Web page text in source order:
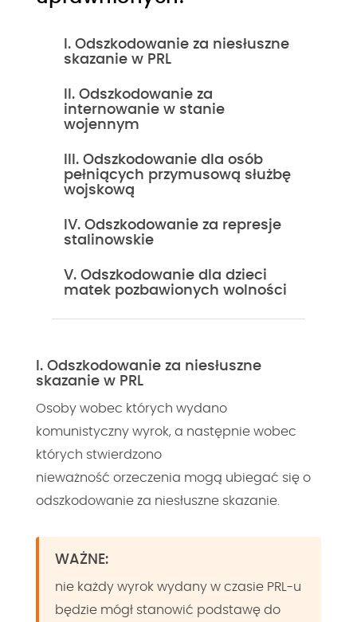
I. Odszkodowanie za niesłuszne
skazanie w PRL
II. Odszkodowanie za
internowanie w stanie
wojennym
III. Odszkodowanie dla osób
pełniących przymusową służbę
wojskową
IV. Odszkodowanie za represje
stalinowskie
V. Odszkodowanie dla dzieci
matek pozbawionych wolności
I. Odszkodowanie za niesłuszne
skazanie w PRL
Osoby wobec których wydano
komunistyczny wyrok, a następnie wobec
których stwierdzono
nieważność orzeczenia mogą ubiegać się o
odszkodowanie za niesłuszne skazanie.
WAŻNE:
nie każdy wyrok wydany w czasie PRL-u
będzie mógł stanowić podstawę do